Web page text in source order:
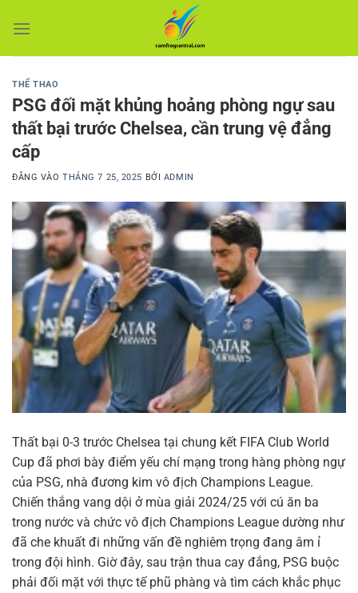
qua
THỂ THAO
PSG đối mặt khủng hoảng phòng ngự sau
thất bại trước Chelsea, cần trung vệ đẳng
cấp
ĐĂNG VÀOTHÁNG 7 25, 2025 BỞI ADMIN
Thất bại 0-3 trước Chelsea tại chung kết FIFA Club World
Cup đã phơi bày điểm yếu chí mạng trong hàng phòng ngự
của PSG, nhà đương kim vô địch Champions League.
Chiến thắng vang dội ở mùa giải 2024/25 với cú ăn ba
trong nước và chức vô địch Champions League dường như
đã che khuất đi những vấn đề nghiêm trọng đang âm ỉ
trong đội hình. Giờ đây, sau trận thua cay đắng, PSG buộc
phải đối mặt với thực tế phũ phàng và tìm cách khắc phục